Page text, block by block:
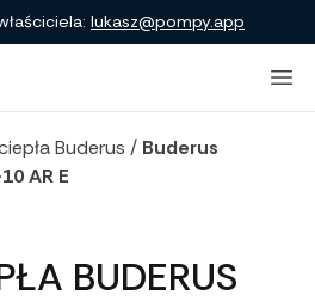
produktówlukasz@pompy.app
Buderus / Buderus
AR E
BUDERUS